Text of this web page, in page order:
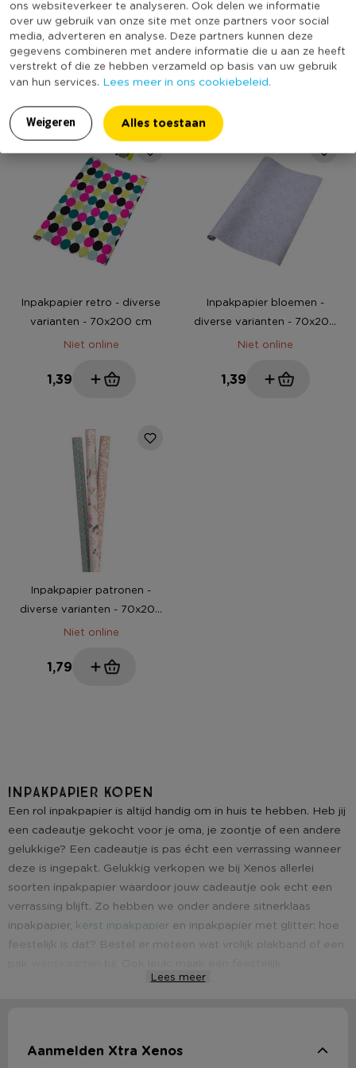
ons websiteverkeer te analyseren. Ook delen we informatie
over uw gebruik van onze site met onze partners voor social
media, adverteren en analyse. Deze partners kunnen deze
gegevens combineren met andere informatie die u aan ze heeft
verstrekt of die ze hebben verzameld op basis van uw gebruik
van hun services. Lees meer in ons cookiebeleid.
Weigeren Alles toestaan
Transparant folie
(11)
1,39
Inpakpapier print met goud
- diverse varianten - 70x200
cm
Niet online
1,89
Inpakpapier retro - diverse
varianten - 70x200 cm
Niet online
1,39
Inpakpapier bloemen -
diverse varianten - 70x200
cm
Niet online
1,39
Inpakpapier patronen -
diverse varianten - 70x200
cm
Niet online
1,79
Inpakpapier kopen
Een rol inpakpapier is altijd handig om in huis te hebben. Heb jij
een cadeautje gekocht voor je oma, je zoontje of een andere
gelukkige? Een cadeautje is pas écht een verrassing wanneer
deze is ingepakt. Gelukkig verkopen we bij Xenos allerlei
soorten inpakpapier waardoor jouw cadeautje ook echt een
verrassing blijft. Zo hebben we onder andere sitnerklaas
inpakpapier, kerst inpakpapier en inpakpapier met glitter: hoe
feestelijk is dat? Bestel er meteen wat vrolijk plakband of een
cadeaupakket met verschillende cadeautjes en verpak deze in
Lees meer
Aanmelden Xtra Xenos